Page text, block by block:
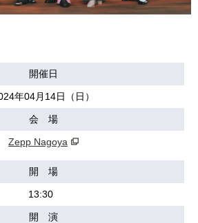
開催日
年04月14日（日）
会 場
Zepp Nagoya
開 場
13:30
開 演